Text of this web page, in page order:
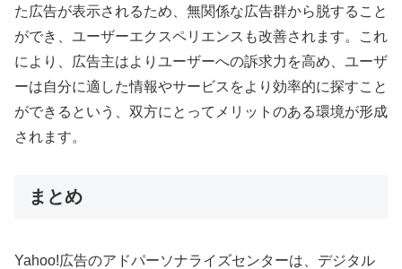
た広告が表示されるため、無関係な広告群から脱すること
ができ、ユーザーエクスペリエンスも改善されます。これ
により、広告主はよりユーザーへの訴求力を高め、ユーザ
ーは自分に適した情報やサービスをより効率的に探すこと
ができるという、双方にとってメリットのある環境が形成
されます。
まとめ
Yahoo!広告のアドパーソナライズセンターは、デジタル